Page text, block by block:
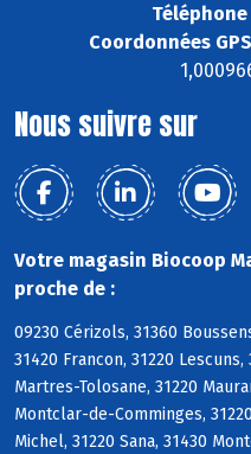
Téléphone
Coordonnées
Nous suivre sur
Votre magasin Biocoop
proche de :
09230 Cérizols, 31360
31420 Francon, 31220
Martres-Tolosane, 31220
Montclar-de-Comminges,
Michel, 31220 Sana, 31430